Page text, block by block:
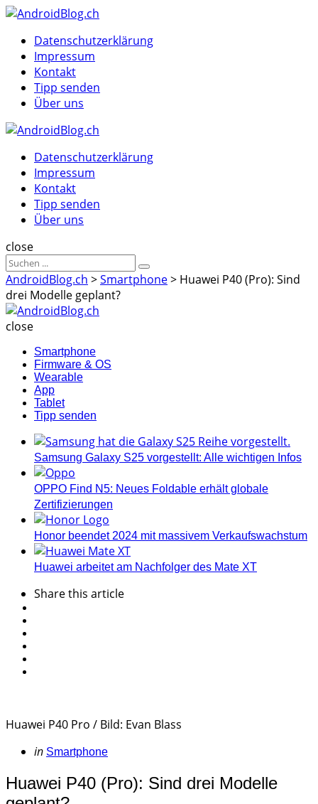
Menu
MenuDatenschutzerklärung
Impressum
Kontakt
Tipp senden
Über uns
Datenschutzerklärung
Impressum
Kontakt
Tipp senden
Über uns
Suche
close
Sucheergebnisse
für
Suche
AndroidBlog.ch >Smartphone> Huawei P40 (Pro): Sind
drei Modelle geplant?
close
Smartphone
Firmware & OS
Wearable
App
Tablet
Tipp senden
Samsung Galaxy S25 vorgestellt: Alle wichtigen Infos
OPPO Find N5: Neues Foldable erhält globale
Zertifizierungen
Honor beendet 2024 mit massivem Verkaufswachstum
Huawei arbeitet am Nachfolger des Mate XT
Sharethis article
Huawei P40 Pro / Bild: Evan Blass
Categories
Posted
in Smartphone
Huawei P40 (Pro): Sind drei Modelle